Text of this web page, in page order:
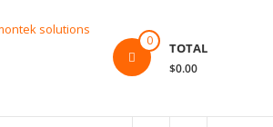
0 TOTAL
$0.00